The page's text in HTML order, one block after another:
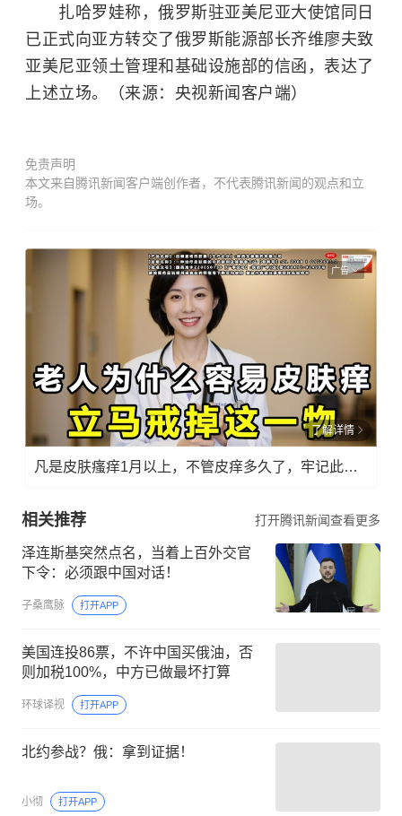
扎哈罗娃称，俄罗斯驻亚美尼亚大使馆同日
已正式向亚方转交了俄罗斯能源部长齐维廖夫致
亚美尼亚领土管理和基础设施部的信函，表达了
上述立场。（来源：央视新闻客户端）
免责声明
本文来自腾讯新闻客户端创作者，不代表腾讯新闻的观点和立
场。
广告
了解详情
凡是皮肤瘙痒1月以上，不管皮痒多久了，牢记此法，快！准！狠！
相关推荐 打开腾讯新闻查看更多
泽连斯基突然点名，当着上百外交官
下令：必须跟中国对话！
子桑鹰脉 打开APP
美国连投86票，不许中国买俄油，否
则加税100%，中方已做最坏打算
环球译视 打开APP
北约参战？俄：拿到证据！
小彻 打开APP